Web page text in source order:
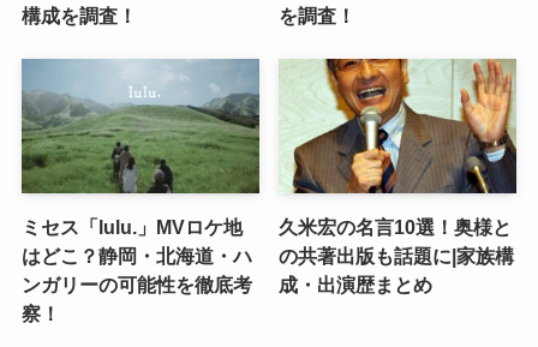
構成を調査！
を調査！
ミセス「lulu.」MVロケ地
はどこ？静岡・北海道・ハ
ンガリーの可能性を徹底考
察！
久米宏の名言10選！奥様と
の共著出版も話題に|家族構
成・出演歴まとめ